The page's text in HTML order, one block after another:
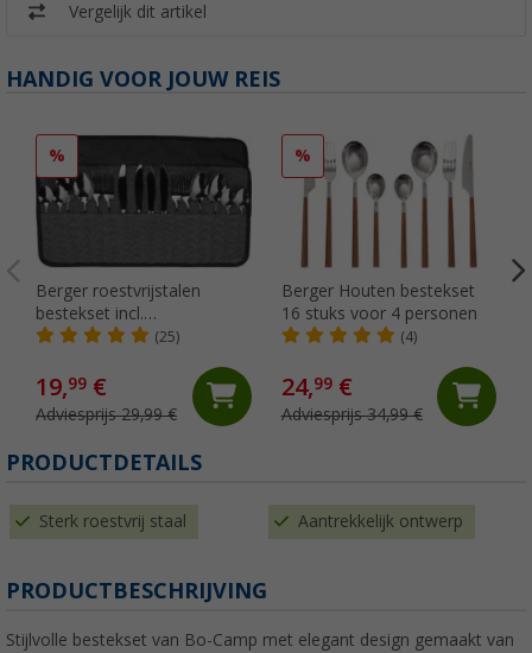
Vergelijk dit artikel
HANDIG VOOR JOUW REIS
%
Berger roestvrijstalen
bestekset incl.
opbergtas16-delig.
(25)
19,99 €
Adviesprijs 29,99 €
%
Berger Houten bestekset
16 stuks voor 4 personen
(4)
24,99€
Adviesprijs 34,99 €
PRODUCTDETAILS
Sterk roestvrij staal Aantrekkelijk ontwerp
PRODUCTBESCHRIJVING
Stijlvolle bestekset van Bo-Camp met elegant design gemaakt van